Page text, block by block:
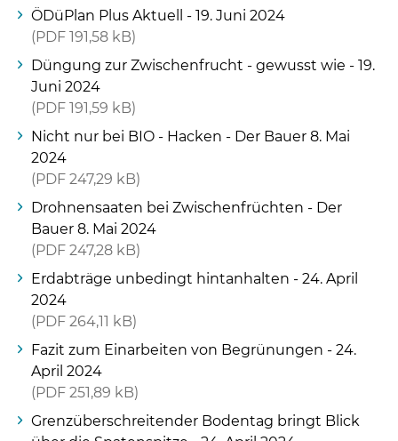
ÖDüPlan Plus Aktuell - 19. Juni 2024
PDF 191,58 kB
Düngung zur Zwischenfrucht - gewusst wie - 19.
Juni 2024
PDF 191,59 kB
Nicht nur bei BIO - Hacken - Der Bauer 8. Mai
2024
PDF 247,29 kB
Drohnensaaten bei Zwischenfrüchten - Der
Bauer 8. Mai 2024
PDF 247,28 kB
Erdabträge unbedingt hintanhalten - 24. April
2024
PDF 264,11 kB
Fazit zum Einarbeiten von Begrünungen - 24.
April 2024
PDF 251,89 kB
Grenzüberschreitender Bodentag bringt Blick